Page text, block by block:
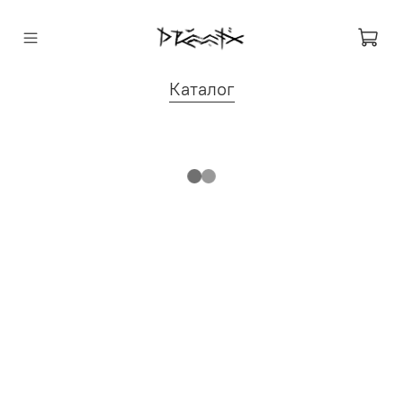
Каталог